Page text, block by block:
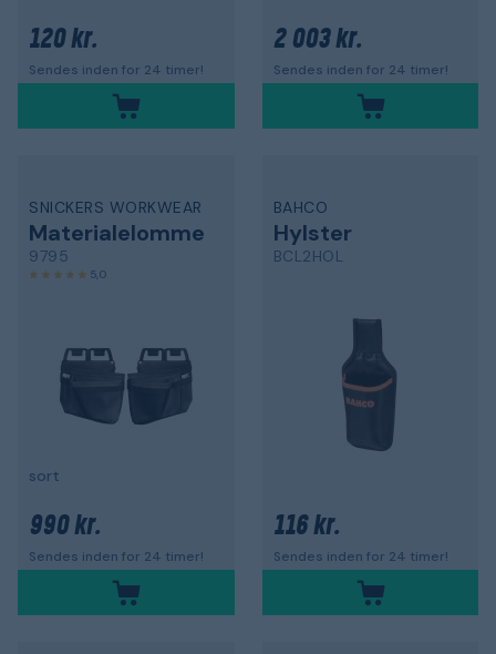
120 kr.
Sendes inden for 24 timer!
2 003 kr.
Sendes inden for 24 timer!
SNICKERS WORKWEAR
Materialelomme
9795
5,0
sort
990 kr.
Sendes inden for 24 timer!
BAHCO
Hylster
BCL2HOL
116 kr.
Sendes inden for 24 timer!